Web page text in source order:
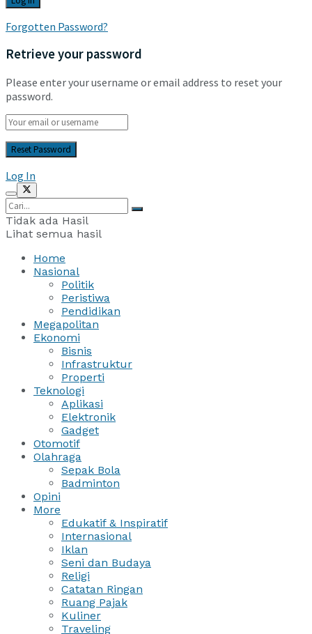
Forgotten Password?
Retrieve your password
Please enter your username or email address to reset your
password.
Log In
Tidak ada Hasil
Lihat semua hasil
Home
Nasional
Politik
Peristiwa
Pendidikan
Megapolitan
Ekonomi
Bisnis
Infrastruktur
Properti
Teknologi
Aplikasi
Elektronik
Gadget
Otomotif
Olahraga
Sepak Bola
Badminton
Opini
More
Edukatif & Inspiratif
Internasional
Iklan
Seni dan Budaya
Religi
Catatan Ringan
Ruang Pajak
Kuliner
Traveling